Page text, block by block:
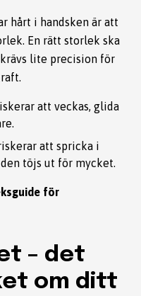
hårt i handsken är att
En rätt storlek ska
lite precision för
att veckas, glida
att spricka i
töjs ut för mycket.
för
– det
om ditt